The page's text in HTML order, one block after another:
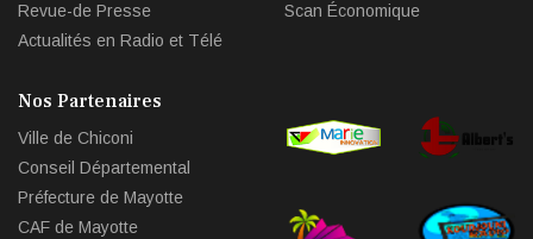
Revue-de Presse
Actualités en Radio et Télé
Scan Économique
Nos Partenaires
Ville de Chiconi
Conseil Départemental
Préfecture de Mayotte
CAF de Mayotte